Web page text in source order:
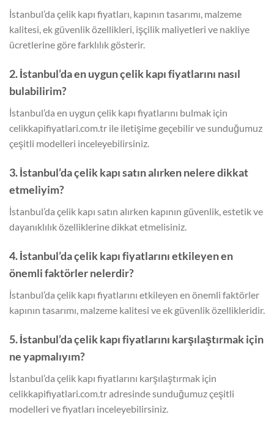
İstanbul’da çelik kapı fiyatları, kapının tasarımı, malzeme
kalitesi, ek güvenlik özellikleri, işçilik maliyetleri ve nakliye
ücretlerine göre farklılık gösterir.
2. İstanbul’da en uygun çelik kapı fiyatlarını nasıl
bulabilirim?
İstanbul’da en uygun çelik kapı fiyatlarını bulmak için
celikkapifiyatlari.com.tr ile iletişime geçebilir ve sunduğumuz
çeşitli modelleri inceleyebilirsiniz.
3. İstanbul’da çelik kapı satın alırken nelere dikkat
etmeliyim?
İstanbul’da çelik kapı satın alırken kapının güvenlik, estetik ve
dayanıklılık özelliklerine dikkat etmelisiniz.
4. İstanbul’da çelik kapı fiyatlarını etkileyen en
önemli faktörler nelerdir?
İstanbul’da çelik kapı fiyatlarını etkileyen en önemli faktörler
kapının tasarımı, malzeme kalitesi ve ek güvenlik özellikleridir.
5. İstanbul’da çelik kapı fiyatlarını karşılaştırmak için
ne yapmalıyım?
İstanbul’da çelik kapı fiyatlarını karşılaştırmak için
celikkapifiyatlari.com.tr adresinde sunduğumuz çeşitli
modelleri ve fiyatları inceleyebilirsiniz.